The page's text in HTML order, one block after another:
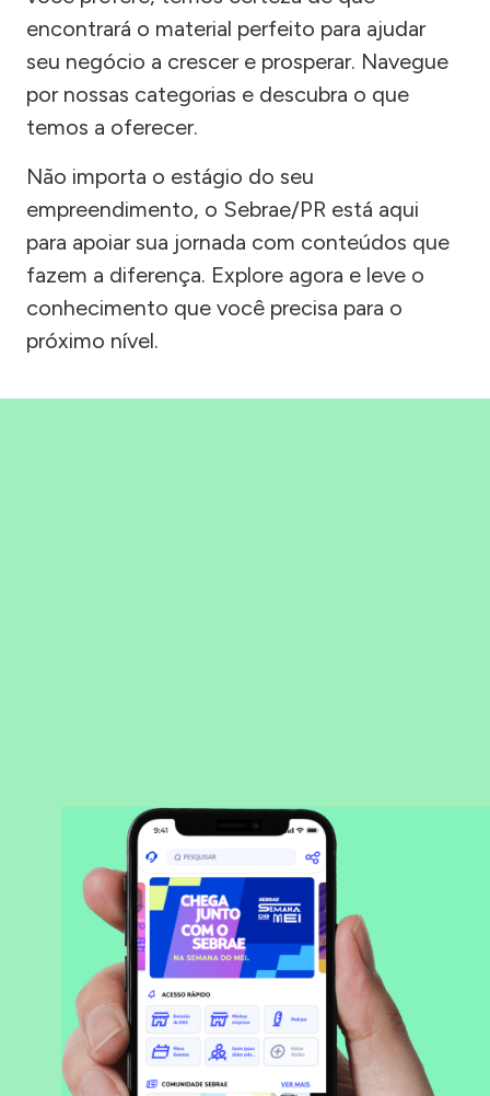
encontrará o material perfeito para ajudar
seu negócio a crescer e prosperar. Navegue
por nossas categorias e descubra o que
temos a oferecer.
Não importa o estágio do seu
empreendimento, o Sebrae/PR está aqui
para apoiar sua jornada com conteúdos que
fazem a diferença. Explore agora e leve o
conhecimento que você precisa para o
próximo nível.